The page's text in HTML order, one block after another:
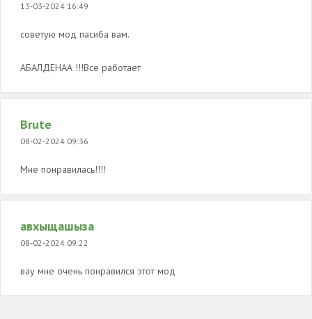
13-03-2024 16:49
советую мод пасиба вам.
АБАЛДЕНАА !!!Все работает
Brute
08-02-2024 09:36
Мне понравилась!!!!
авхыщашыза
08-02-2024 09:22
вау мне очень понравился этот мод